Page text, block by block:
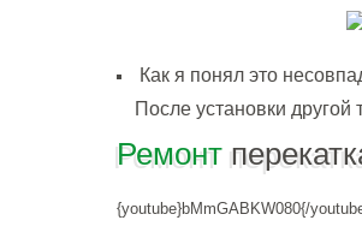
Как я понял это
После установки другой
Ремонт
{youtube}bMmGABKW080{/